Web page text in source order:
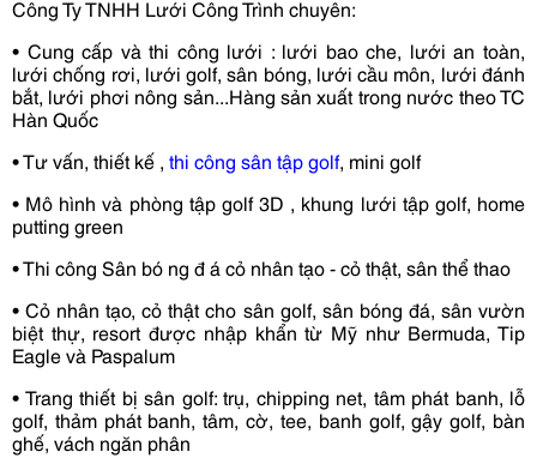
Công Ty TNHH Lưới Công Trình chuyên:
• Cung cấp vàthi công lưới : lưới bao che, lưới an toàn,
lưới chống rơi, lưới golf, sân bóng, lưới cầu môn, lưới đánh
bắt, lưới phơi nông sản...Hàng sản xuất trong nước theo TC
Hàn Quốc
•Tư vấn, thiết kế , thi công sân tập golf, mini golf
• Mô hình và phòng tập golf 3D , khung lưới tập golf, home
putting green
•Thi công Sân bó ng đá cỏ nhân tạo - cỏ thật, sân thể thao
•Cỏ nhân tạo, cỏthậtcho sân golf, sân bóng đá, sân vườn
biệt thự, resort được nhập khẩn từ Mỹ như Bermuda, Tip
Eagle và Paspalum
• Trang thiết bị sân golf: trụ, chipping net, tâm phát banh, lỗ
golf, thảm phát banh, tâm, cờ, tee, banh golf, gậy golf, bàn
ghế, vách ngăn phân